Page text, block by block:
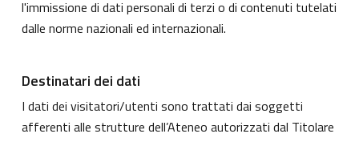
l'immissione di dati personali di terzi o di contenuti tutelati
dalle norme nazionali ed internazionali.
Destinatari dei dati
I dati dei visitatori/utenti sono trattati dai soggetti
afferenti alle strutture dell’Ateneo autorizzati dal Titolare